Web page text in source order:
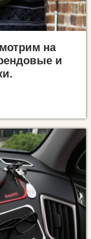
на
и